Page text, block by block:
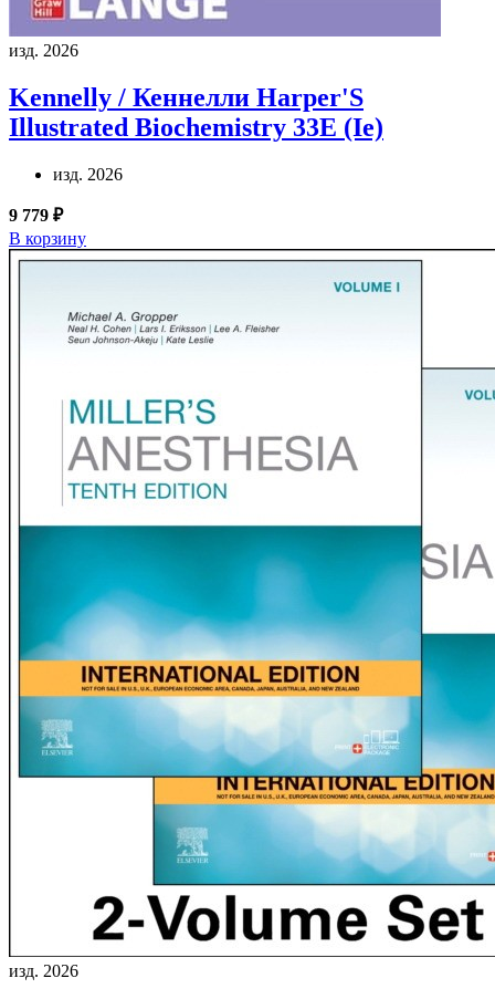
изд. 2026
Kennelly / Кеннелли Harper'S
Illustrated Biochemistry 33E (Ie)
изд. 2026
9 779 ₽
В корзину
изд. 2026